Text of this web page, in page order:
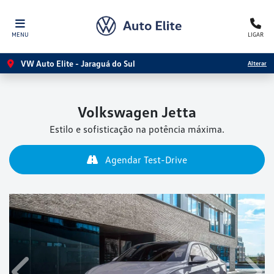
MENU LIGAR
VW Auto Elite - Jaraguá do Sul Alterar
Volkswagen Jetta
Estilo e sofisticação na potência máxima.
Agendar Test-Drive